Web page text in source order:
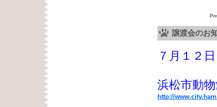
譲渡会のお
７月１２日
浜松市動
http://